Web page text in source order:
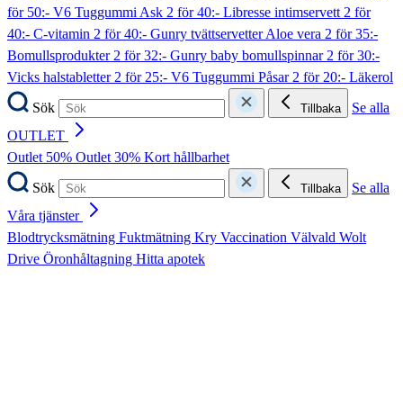
för 50:- V6 Tuggummi Ask 2 för 40:- Libresse intimservett2 för
40:- C-vitamin 2 för 40:- Gunry tvättservetter Aloe vera 2 för 35:-
Bomullsprodukter2 för 32:- Gunry baby bomullspinnar2 för 30:-
Vicks halstabletter2 för 25:- V6 Tuggummi Påsar2 för 20:- Läkerol
Sök
Tillbaka
Se alla
OUTLET
Outlet 50% Outlet 30% Kort hållbarhet
Sök
Tillbaka
Se alla
Våra tjänster
Blodtrycksmätning Fuktmätning Kry Vaccination Välvald Wolt
Drive Öronhåltagning Hitta apotek